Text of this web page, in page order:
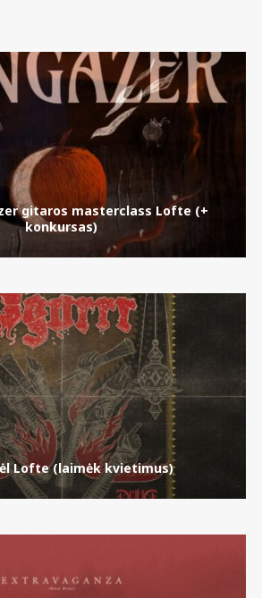
gitaros masterclass Lofte (+
konkursas)
Lofte (laimėk kvietimus)